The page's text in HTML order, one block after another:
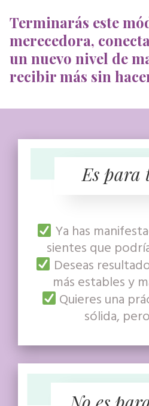
Terminarás este
merecedora,
un nuevo nivel de
recibir más sin
Es para
Ya has
sientes que
Deseas
más estables y
Quieres una
sólida,